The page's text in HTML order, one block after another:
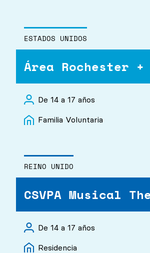
ESTADOS UNIDOS
Área Rochester +
De 14 a 17 años
Familia Voluntaria
REINO UNIDO
CSVPA Musical
De 14 a 17 años
Residencia